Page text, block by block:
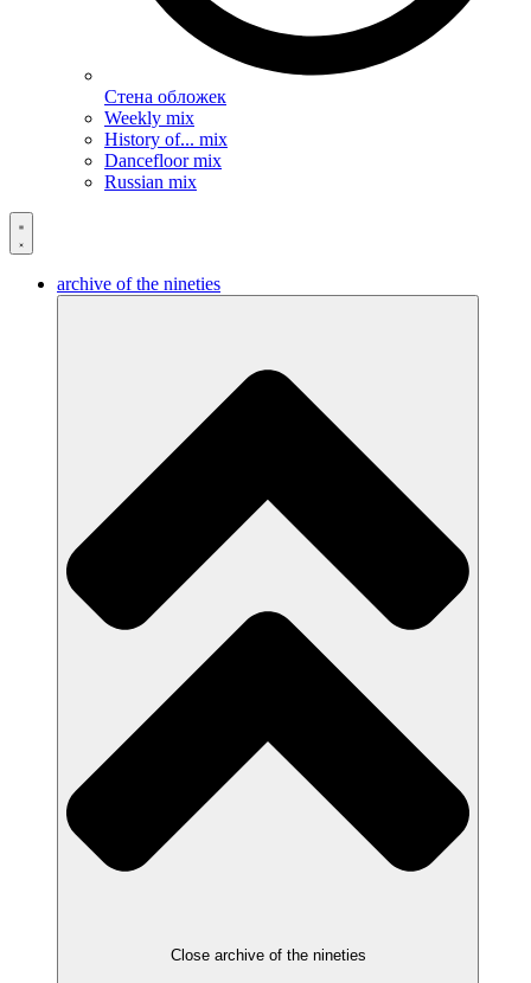
Стена обложек
Weekly mix
History of... mix
Dancefloor mix
Russian mix
archive of the nineties
Close archive of the nineties